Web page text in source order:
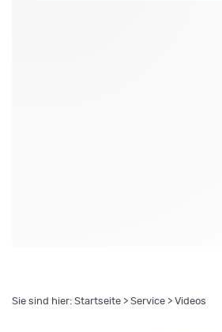
Sie sind hier: Startseite > Service > Videos